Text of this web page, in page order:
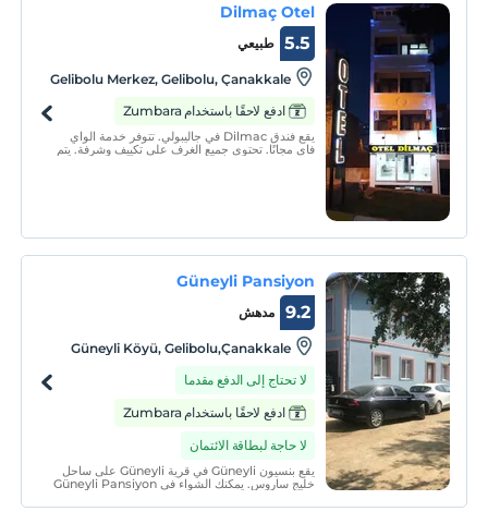
Dilmaç Otel
طبيعي 5.5
Gelibolu Merkez, Gelibolu, Çanakkale
ادفع لاحقًا باستخدام Zumbara
يقع فندق Dilmac في جاليبولي. تتوفر خدمة الواي
فاي مجانًا. تحتوي جميع الغرف على تكييف وشرفة. يتم
Güneyli Pansiyon
مدهش 9.2
Güneyli Köyü, Gelibolu,Çanakkale
لا تحتاج إلى الدفع مقدما
ادفع لاحقًا باستخدام Zumbara
لا حاجة لبطاقة الائتمان
يقع بنسيون Güneyli في قرية Güneyli على ساحل
خليج ساروس. يمكنك الشواء في Güneyli Pansiyon